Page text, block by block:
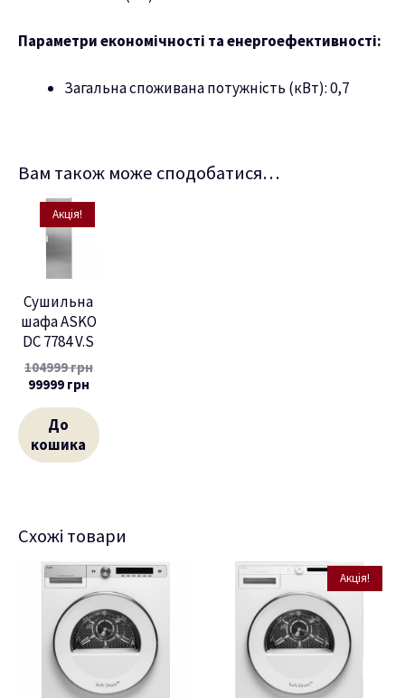
Параметри економічності та енергоефективності:
Загальна споживана потужність (кВт): 0,7
Вам також може сподобатися…
Акція!
Сушильна
шафа ASKO
DC 7784 V.S
104999грн
99999 грн
До
кошика
Схожі товари
Акція!